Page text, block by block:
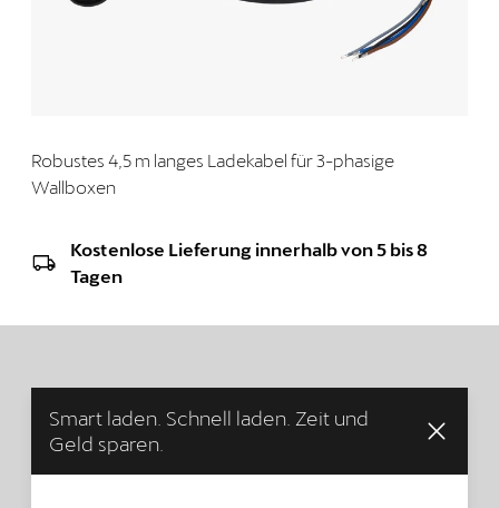
Robustes 4,5 m langes Ladekabel für 3-phasige
Wallboxen
Kostenlose Lieferung innerhalb von 5 bis 8
Tagen
Smart laden. Schnell laden. Zeit und
Geld sparen.